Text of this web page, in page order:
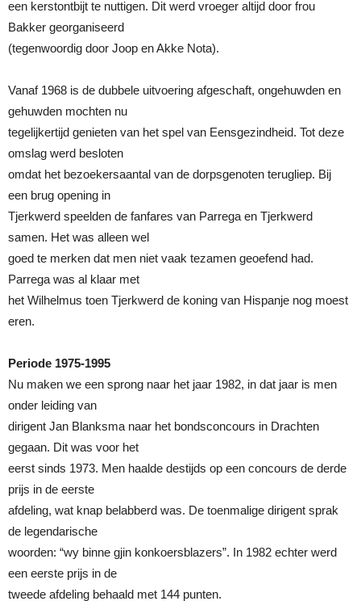
een kerstontbijt te nuttigen. Dit werd vroeger altijd door frou
Bakker georganiseerd
(tegenwoordig door Joop en Akke Nota).
Vanaf 1968 is de dubbele uitvoering afgeschaft, ongehuwden en
gehuwden mochten nu
tegelijkertijd genieten van het spel van Eensgezindheid. Tot deze
omslag werd besloten
omdat het bezoekersaantal van de dorpsgenoten terugliep. Bij
een brug opening in
Tjerkwerd speelden de fanfares van Parrega en Tjerkwerd
samen. Het was alleen wel
goed te merken dat men niet vaak tezamen geoefend had.
Parrega was al klaar met
het Wilhelmus toen Tjerkwerd de koning van Hispanje nog moest
eren.
Periode 1975-1995
Nu maken we een sprong naar het jaar 1982, in dat jaar is men
onder leiding van
dirigent Jan Blanksma naar het bondsconcours in Drachten
gegaan. Dit was voor het
eerst sinds 1973. Men haalde destijds op een concours de derde
prijs in de eerste
afdeling, wat knap belabberd was. De toenmalige dirigent sprak
de legendarische
woorden: “wy binne gjin konkoersblazers”. In 1982 echter werd
een eerste prijs in de
tweede afdeling behaald met 144 punten.